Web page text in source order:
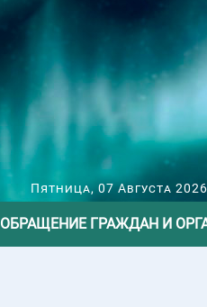
Пятница, 07 Августа
ОБРАЩЕНИЕ ГРАЖДАН И